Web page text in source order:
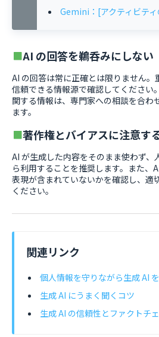
Gemini：[アクティビテ
AI の回答を鵜呑みにしない
AI の回答は常に正確とは限りません
信頼できる情報源で確認してください
関する情報は、専門家への相談を合わ
ます。
著作権とバイアスに注意す
AI が生成した内容をそのまま使わず、
ら利用することを推奨します。また、
表現が含まれていないかを確認し、適
ください。
関連リンク
個人情報を守りながら生成 AI
生成 AI にうまく聞くコツ
生成 AI の信頼性とファクトチ